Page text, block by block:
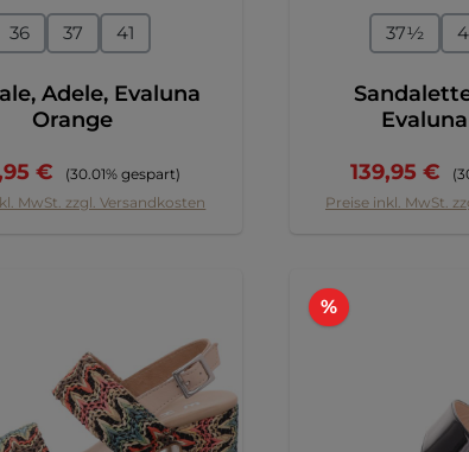
auswählen
36 37 41
Adele, Evaluna
Orange
€ Regulärer Preis:
(30.01% gespart)
MwSt. zzgl. Versandkosten
Größe37½
139,95 €
Preise inkl. MwSt.
%Rabatt